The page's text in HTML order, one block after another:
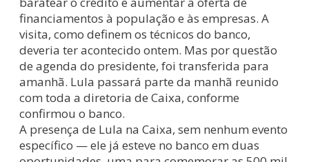
financiamentos à população e às empresas. A
visita, como definem os técnicos do banco,
deveria ter acontecido ontem. Mas por questão
de agenda do presidente, foi transferida para
amanhã. Lula passará parte da manhã reunido
com toda a diretoria de Caixa, conforme
confirmou o banco.
A presença de Lula na Caixa, sem nenhum evento
específico — ele já esteve no banco em duas